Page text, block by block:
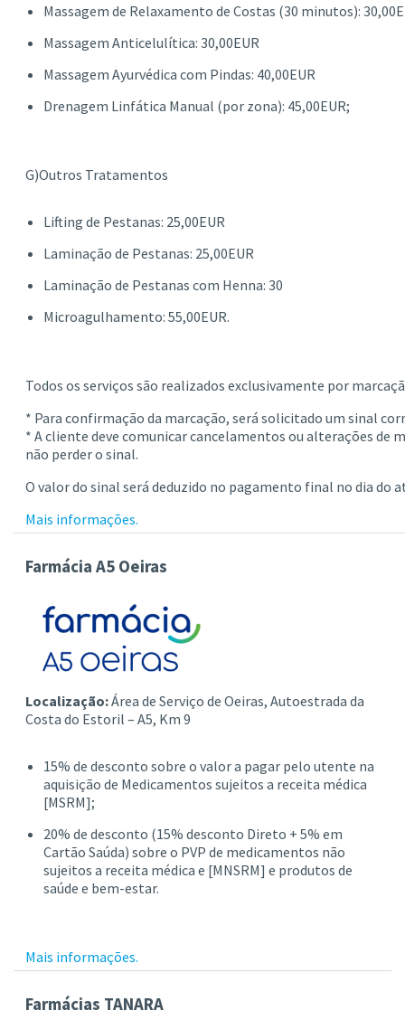
Massagem de Relaxamento de Costas (30 minutos):
Massagem Anticelulítica: 30,00EUR
Massagem Ayurvédica com Pindas: 40,00EUR
Drenagem Linfática Manual (por zona): 45,00EUR;
G)Outros Tratamentos
Lifting de Pestanas: 25,00EUR
Laminação de Pestanas: 25,00EUR
Laminação de Pestanas com Henna: 30
Microagulhamento: 55,00EUR.
Todos os serviços são realizados exclusivamente por
* Para confirmação da marcação, será solicitado um sinal
* A cliente deve comunicar cancelamentos ou alterações de
não perder o sinal.
O valor do sinal será deduzido no pagamento final no dia do
Mais informações.
Farmácia A5 Oeiras
Localização:Área de Serviço de Oeiras, Autoestrada da
Costa do Estoril – A5, Km 9
15% de desconto sobre o valor a pagar pelo utente na
aquisição de Medicamentos sujeitos a receita médica
[MSRM];
20% de desconto (15% desconto Direto + 5% em
Cartão Saúda) sobre o PVP de medicamentos não
sujeitos a receita médica e [MNSRM] e produtos de
saúde e bem-estar.
Mais informações.
Farmácias TANARA